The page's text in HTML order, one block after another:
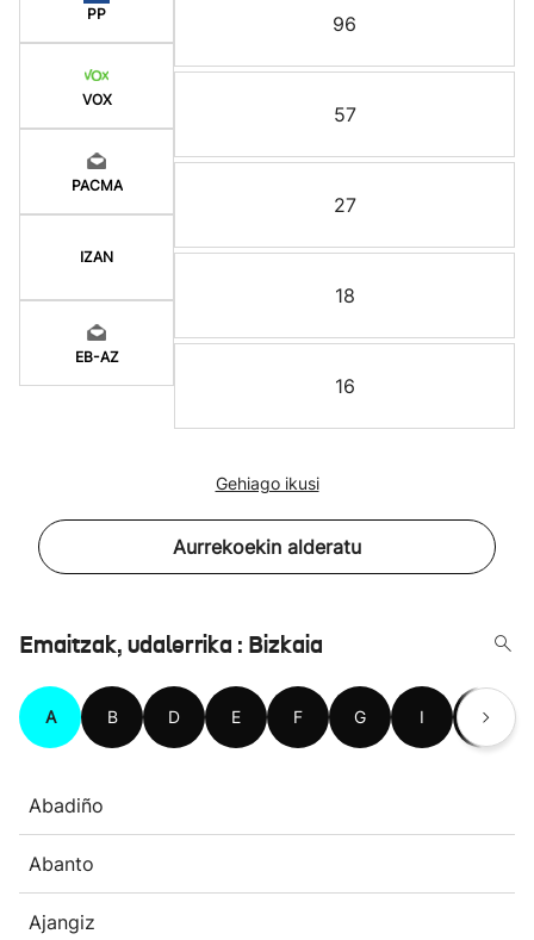
PP
VOX
PACMA
IZAN
EB-AZ
96
57
27
18
16
Gehiago ikusi
Aurrekoekin alderatu
Emaitzak, udalerrika : Bizkaia
A B D E F G I J
Abadiño
Abanto
Ajangiz